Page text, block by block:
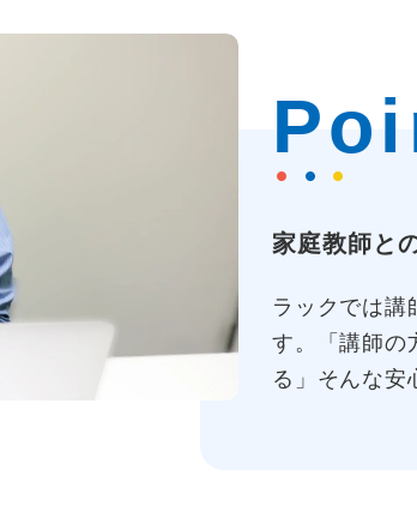
家庭教師と
ラックでは講
す。「講師の
る」そんな安